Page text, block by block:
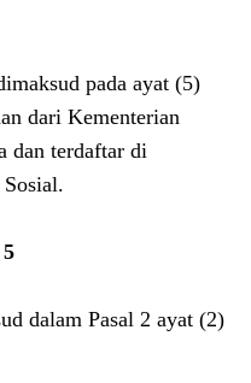
pada ayat (5)
dari Kementerian
dan terdaftar di
dalam Pasal 2 ayat (2)